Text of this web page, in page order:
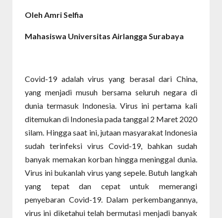
Oleh Amri Selfia
Mahasiswa Universitas Airlangga Surabaya
Covid-19 adalah virus yang berasal dari China,
yang menjadi musuh bersama seluruh negara di
dunia termasuk Indonesia. Virus ini pertama kali
ditemukan di Indonesia pada tanggal 2 Maret 2020
silam. Hingga saat ini, jutaan masyarakat Indonesia
sudah terinfeksi virus Covid-19, bahkan sudah
banyak memakan korban hingga meninggal dunia.
Virus ini bukanlah virus yang sepele. Butuh langkah
yang tepat dan cepat untuk memerangi
penyebaran Covid-19. Dalam perkembangannya,
virus ini diketahui telah bermutasi menjadi banyak